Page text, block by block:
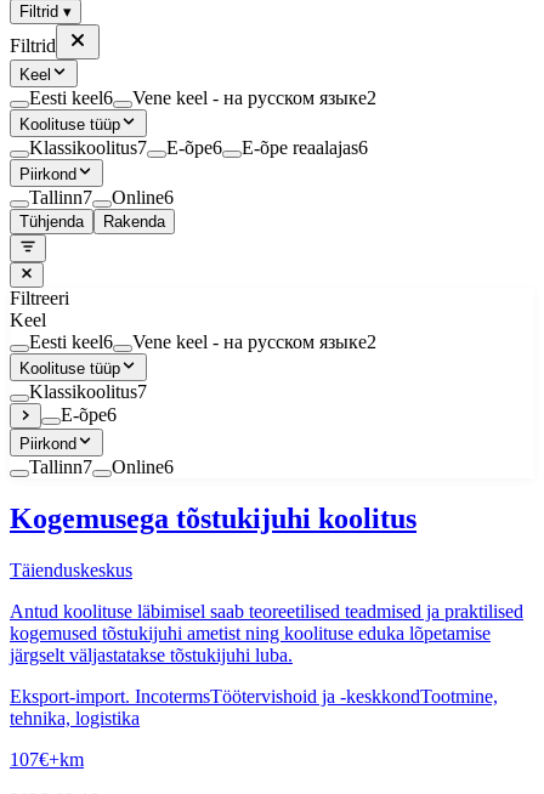
Filtrid ▾
Filtrid
Keel
Eesti keel6 Vene keel - на русском языке2
Koolituse tüüp
Klassikoolitus7 E-õpe6 E-õpe reaalajas6
Piirkond
Tallinn7 Online6
Tühjenda Rakenda
Filtreeri
Keel
Eesti keel6 Vene keel - на русском языке2
Koolituse tüüp
Klassikoolitus7
E-õpe6
Piirkond
Tallinn7 Online6
Kogemusega tõstukijuhi koolitus
Täienduskeskus
Antud koolituse läbimisel saab teoreetilised teadmised ja praktilised
kogemused tõstukijuhi ametist ning koolituse eduka lõpetamise
järgselt väljastatakse tõstukijuhi luba.
Eksport-import. IncotermsTöötervishoid ja -keskkondTootmine,
tehnika, logistika
107€+km